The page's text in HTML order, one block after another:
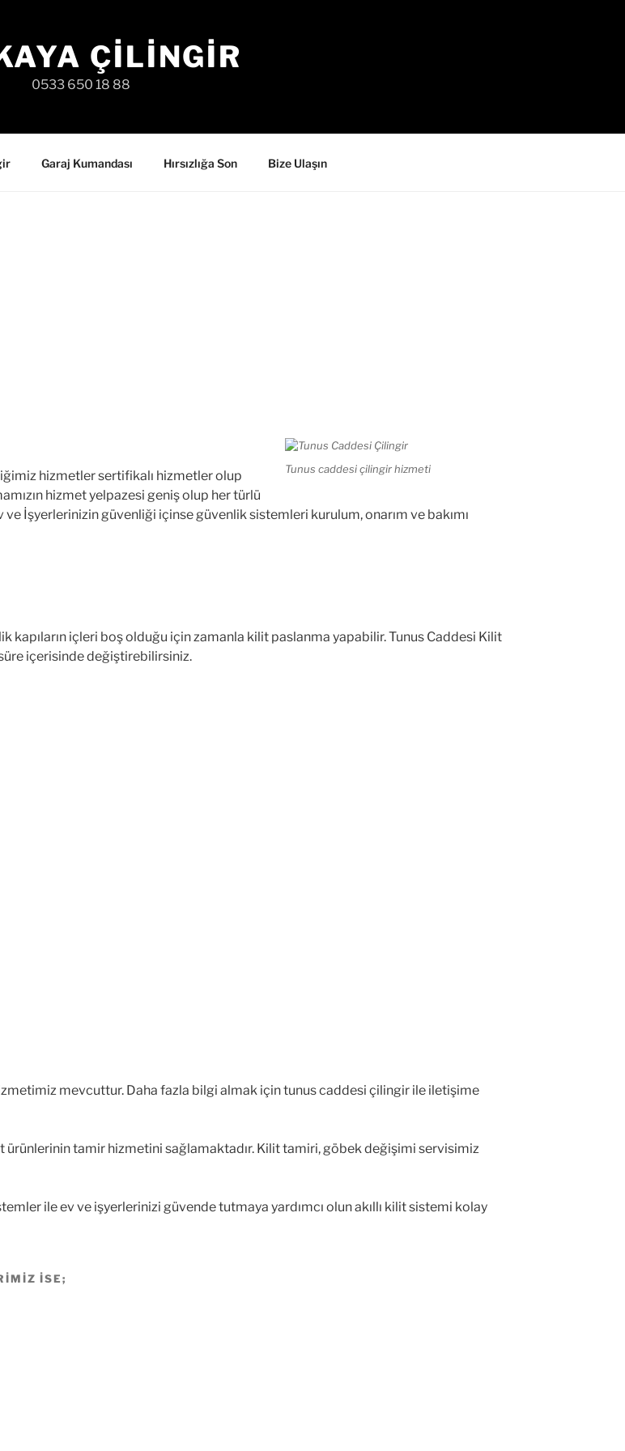
ÇILINGIR
0533 650 18 88
Garaj Kumandası Hırsızlığa Son Bize Ulaşın
Tunus caddesi çilingir hizmeti
hizmetler sertifikalı hizmetler olup
hizmet yelpazesi geniş olup her türlü
İşyerlerinizin güvenliği içinse güvenlik sistemleri kurulum, onarım ve bakımı
kapıların içleri boş olduğu için zamanla kilit paslanma yapabilir. Tunus Caddesi Kilit
içerisinde değiştirebilirsiniz.
mevcuttur. Daha fazla bilgi almak için tunus caddesi çilingir ile iletişime
ürünlerinin tamir hizmetini sağlamaktadır. Kilit tamiri, göbek değişimi servisimiz
ile ev ve işyerlerinizi güvende tutmaya yardımcı olun akıllı kilit sistemi kolay
ISE;